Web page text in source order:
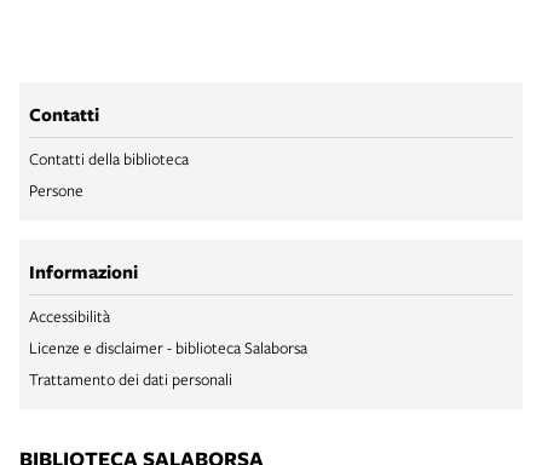
Contatti
Contatti della biblioteca
Persone
Informazioni
Accessibilità
Licenze e disclaimer - biblioteca Salaborsa
Trattamento dei dati personali
BIBLIOTECA SALABORSA